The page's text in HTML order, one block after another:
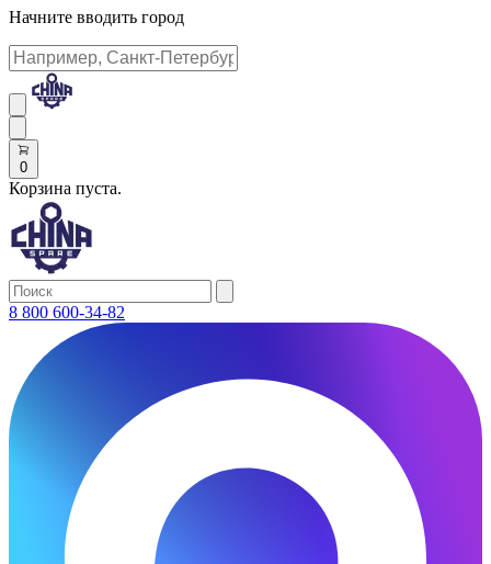
Начните вводить город
0
Корзина пуста.
8 800 600-34-82